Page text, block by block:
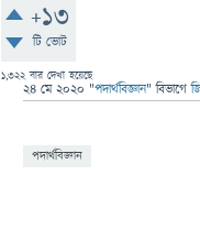
+13
টি ভোট
1,322বার দেখা হয়েছে
24 মে 2020 "পদার্থবিজ্ঞান" বিভাগে
পদার্থবিজ্ঞান